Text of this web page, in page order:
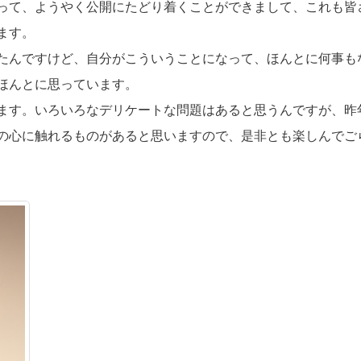
、ようやく公開にたどり着くことができまして、これも皆
。
ですけど、自分がこういうことになって、ほんとに何事も
とに思っています。
。いろいろなデリケートな問題はあると思うんですが、昨
に触れるものがあると思いますので、是非とも楽しんでご